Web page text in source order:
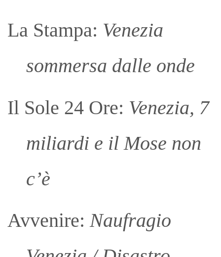
La Stampa: Venezia
sommersa dalle onde
Il Sole 24 Ore: Venezia, 7
miliardi e il Mose non
c’è
Avvenire:Naufragio